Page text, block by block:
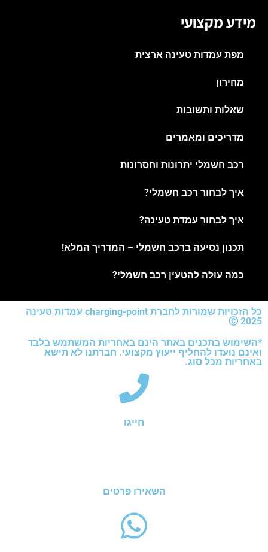
מידע מקצועי
מפת עמדות טעינה ארצית
מחירון
שאלות ותשובות
מדריכים ומאמרים
רכב חשמלי יתרונות וחסרונות
איך לבחור רכב חשמלי?
איך לבחור עמדת טעינה?
תכנון נסיעה ברכב חשמלי – המדריך המלא!
כמה עולה להטעין רכב חשמלי?
כל הזכויות שמורות לחברת charging-point עמדות טעינה
2025 Ⓒ
*השימוש בתכנים באתר הינם באחריות המשתמש בלבד
ואינם נועדו להחליף ייעוץ מקצועי. חברתנו לא תישא
באחריות מכל סוג.
חייגו
השאירו פרטים